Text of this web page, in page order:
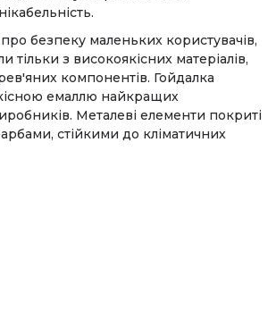
безпеку маленьких користувачів,
тільки з високоякісних матеріалів,
компонентів. Гойдалка
емаллю найкращих
Металеві елементи покриті
стійкими до кліматичних